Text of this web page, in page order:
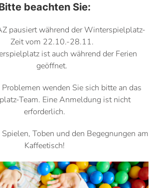
beachten Sie:
pausiert während der Winterspielplatz-
Zeit vom 22.10.-28.11.
ist auch während der Ferien
geöffnet.
wenden Sie sich bitte an das
Team. Eine Anmeldung ist nicht
erforderlich.
Toben und den Begegnungen am
Kaffeetisch!